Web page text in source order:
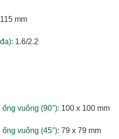
115 mm
1.6/2.2
vuông (90°): 100 x 100 mm
vuông (45°): 79 x 79 mm